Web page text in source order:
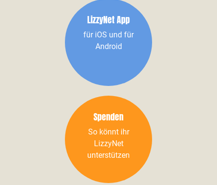
LizzyNet App
für iOS und für
Android
Spenden
So könnt ihr
LizzyNet
unterstützen